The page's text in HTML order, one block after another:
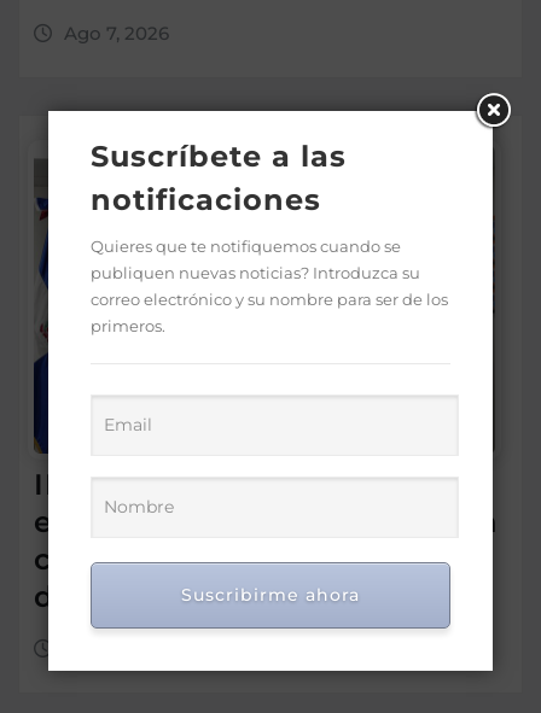
Ago 7, 2026
IDEICE y MINERD coordinan
estrategias para fortalecer la
calidad de la educación
dominicana
Suscríbete a las
notificaciones
Quieres que te notifiquemos cuando se
publiquen nuevas noticias? Introduzca su
correo electrónico y su nombre para ser de los
primeros.
Suscribirme ahora